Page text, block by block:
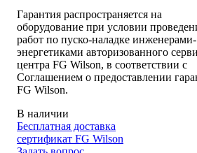
Гарантия распространяется на
оборудование при условии
работ по пуско-наладке инженерами-
энергетиками авторизованного
центра FG Wilson, в соответствии с
Соглашением о предоставлении
FG Wilson.
В наличии
Бесплатная доставка
сертификат FG Wilson